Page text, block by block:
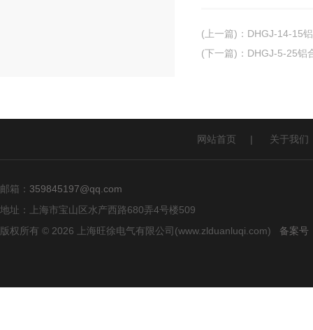
(上一篇) ： DHGJ-14-15
(下一篇) ： DHGJ-5-25铝
网站首页 | 关于我们
邮箱： 359845197@qq.com
地址：上海市宝山区水产西路680弄4号楼509
版权所有 © 2026 上海旺徐电气有限公司(www.zlduanluqi.com) 备案号